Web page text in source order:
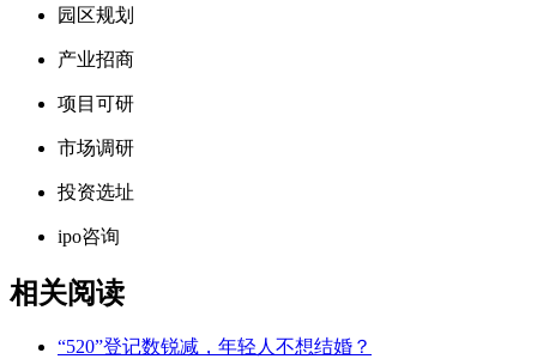
园区规划
产业招商
项目可研
市场调研
投资选址
ipo咨询
相关阅读
“520”登记数锐减，年轻人不想结婚？